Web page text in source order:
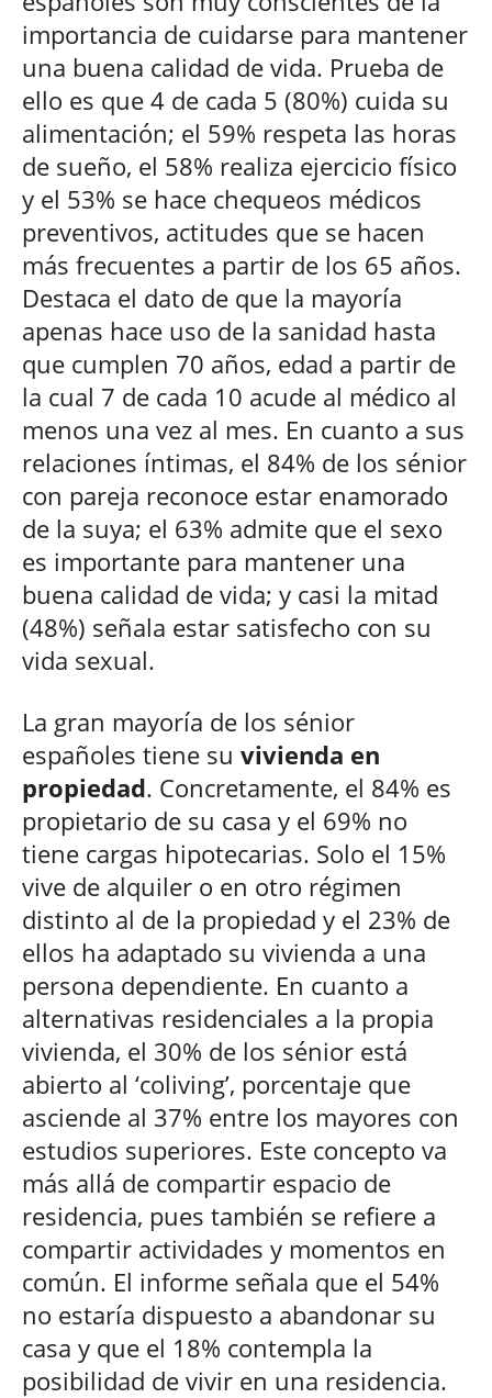
importancia de cuidarse para mantener
una buena calidad de vida. Prueba de
ello es que 4 de cada 5 (80%) cuida su
alimentación; el 59% respeta las horas
de sueño, el 58% realiza ejercicio físico
y el 53% se hace chequeos médicos
preventivos, actitudes que se hacen
más frecuentes a partir de los 65 años.
Destaca el dato de que la mayoría
apenas hace uso de la sanidad hasta
que cumplen 70 años, edad a partir de
la cual 7 de cada 10 acude al médico al
menos una vez al mes. En cuanto a sus
relaciones íntimas, el 84% de los sénior
con pareja reconoce estar enamorado
de la suya; el 63% admite que el sexo
es importante para mantener una
buena calidad de vida; y casi la mitad
(48%) señala estar satisfecho con su
vida sexual.
La gran mayoría de los sénior
españoles tiene su vivienda en
propiedad. Concretamente, el 84% es
propietario de su casa y el 69% no
tiene cargas hipotecarias. Solo el 15%
vive de alquiler o en otro régimen
distinto al de la propiedad y el 23% de
ellos ha adaptado su vivienda a una
persona dependiente. En cuanto a
alternativas residenciales a la propia
vivienda, el 30% de los sénior está
abierto al ‘coliving’, porcentaje que
asciende al 37% entre los mayores con
estudios superiores. Este concepto va
más allá de compartir espacio de
residencia, pues también se refiere a
compartir actividades y momentos en
común. El informe señala que el 54%
no estaría dispuesto a abandonar su
casa y que el 18% contempla la
posibilidad de vivir en una residencia.